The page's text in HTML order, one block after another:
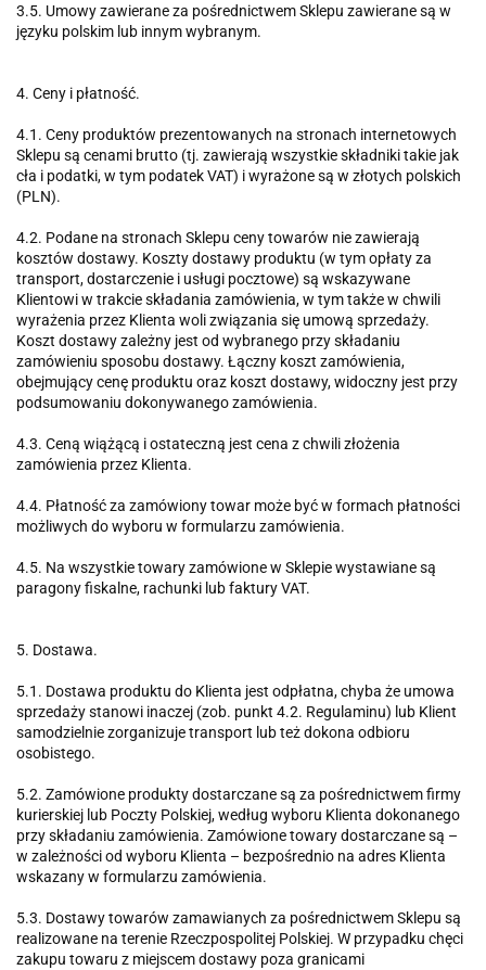
3.5. Umowy zawierane za pośrednictwem Sklepu zawierane są w
języku polskim lub innym wybranym.
4. Ceny i płatność.
4.1. Ceny produktów prezentowanych na stronach internetowych
Sklepu są cenami brutto (tj. zawierają wszystkie składniki takie jak
cła i podatki, w tym podatek VAT) i wyrażone są w złotych polskich
(PLN).
4.2. Podane na stronach Sklepu ceny towarów nie zawierają
kosztów dostawy. Koszty dostawy produktu (w tym opłaty za
transport, dostarczenie i usługi pocztowe) są wskazywane
Klientowi w trakcie składania zamówienia, w tym także w chwili
wyrażenia przez Klienta woli związania się umową sprzedaży.
Koszt dostawy zależny jest od wybranego przy składaniu
zamówieniu sposobu dostawy. Łączny koszt zamówienia,
obejmujący cenę produktu oraz koszt dostawy, widoczny jest przy
podsumowaniu dokonywanego zamówienia.
4.3. Ceną wiążącą i ostateczną jest cena z chwili złożenia
zamówienia przez Klienta.
4.4. Płatność za zamówiony towar może być w formach płatności
możliwych do wyboru w formularzu zamówienia.
4.5. Na wszystkie towary zamówione w Sklepie wystawiane są
paragony fiskalne, rachunki lub faktury VAT.
5. Dostawa.
5.1. Dostawa produktu do Klienta jest odpłatna, chyba że umowa
sprzedaży stanowi inaczej (zob. punkt 4.2. Regulaminu) lub Klient
samodzielnie zorganizuje transport lub też dokona odbioru
osobistego.
5.2. Zamówione produkty dostarczane są za pośrednictwem firmy
kurierskiej lub Poczty Polskiej, według wyboru Klienta dokonanego
przy składaniu zamówienia. Zamówione towary dostarczane są –
w zależności od wyboru Klienta – bezpośrednio na adres Klienta
wskazany w formularzu zamówienia.
5.3. Dostawy towarów zamawianych za pośrednictwem Sklepu są
realizowane na terenie Rzeczpospolitej Polskiej. W przypadku chęci
zakupu towaru z miejscem dostawy poza granicami